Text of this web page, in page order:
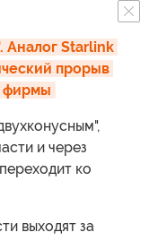
Аналог Starlink
прорыв
фирмы
и через
ко
выходят за